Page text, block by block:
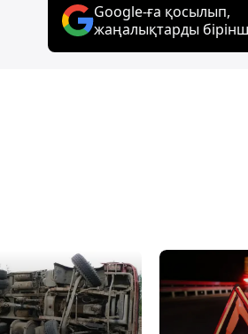
Google-ға қосылып,
жаңалықтарды